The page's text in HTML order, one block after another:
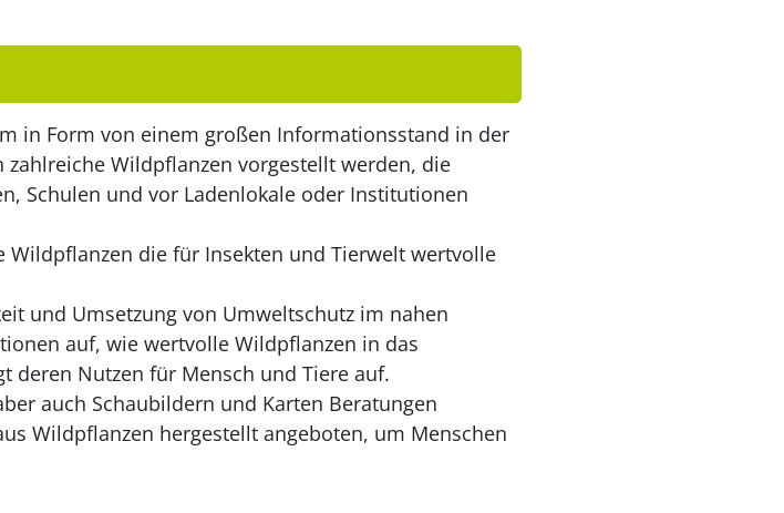
in Form von einem großen Informationsstand in der
Wildpflanzen vorgestellt werden, die
Schulen und vor Ladenlokale oder Institutionen
Wildpflanzen die für Insekten und Tierwelt wertvolle
und Umsetzung von Umweltschutz im nahen
auf, wie wertvolle Wildpflanzen in das
deren Nutzen für Mensch und Tiere auf.
auch Schaubildern und Karten Beratungen
Wildpflanzen hergestellt angeboten, um Menschen